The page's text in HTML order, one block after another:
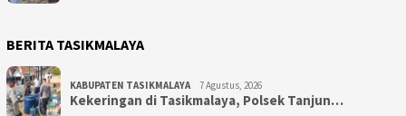
BERITA TASIKMALAYA
KABUPATEN TASIKMALAYA 7 Agustus, 2026
Kekeringan di Tasikmalaya, Polsek Tanjun…